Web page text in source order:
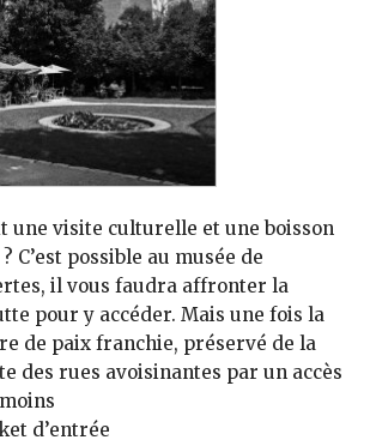
une visite culturelle et une boisson
C’est possible au musée de
il vous faudra affronter la
pour y accéder. Mais une fois la
de paix franchie, préservé de la
des rues avoisinantes par un accès
d’entrée